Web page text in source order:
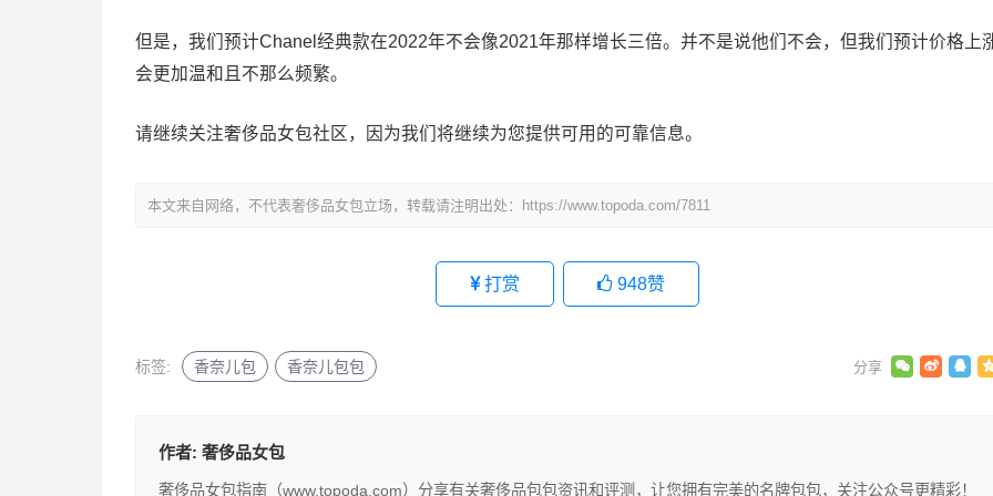
但是，我们预计Chanel经典款在2022年不会像2021年那样增长三倍。并不是说他们不会，但我们预计价格上
会更加温和且不那么频繁。
请继续关注奢侈品女包社区，因为我们将继续为您提供可用的可靠信息。
本文来自网络，不代表奢侈品女包立场，转载请注明出处： https://www.topoda.com/7811
打赏 948赞
标签: 香奈儿包 香奈儿包包
作者: 奢侈品女包
奢侈品女包指南（www.topoda.com）分享有关奢侈品包包资讯和评测，让您拥有完美的名牌包包，关注公众号更精彩！